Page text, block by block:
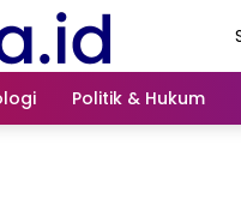
Politik & Hukum